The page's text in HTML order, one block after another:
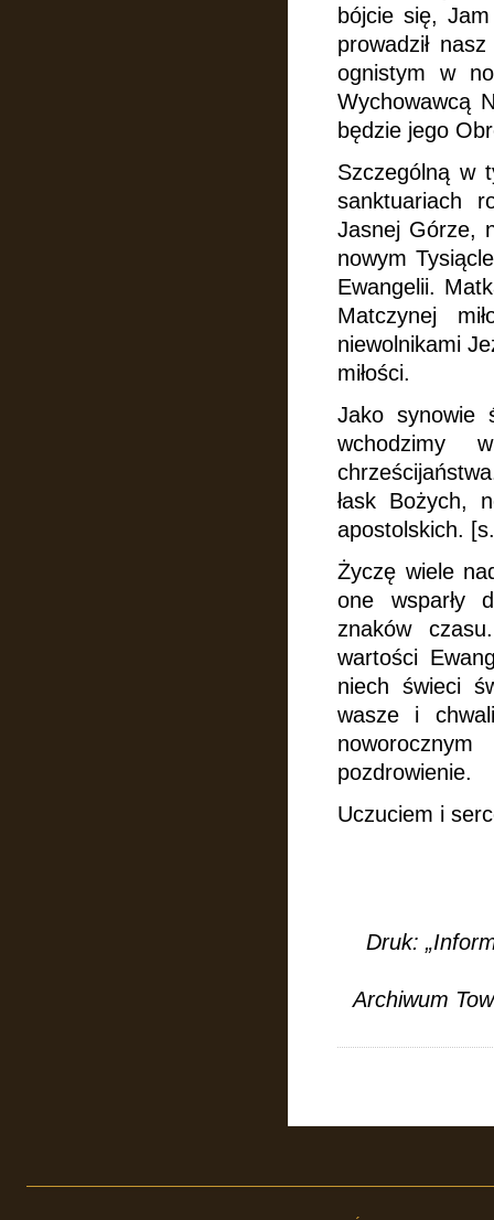
bójcie się,
prowadził
ognistym w
Wychowawcą
będzie jego
Szczególną w
sanktuariach
Jasnej Górze,
nowym
Ewangelii.
Matczynej
niewolnikami
miłości.
Jako synowie
wchodzimy
łask Bożych,
apostolskich.
Życzę wiele
one wsparły
znaków
wartości
niech świeci
wasze i
pozdrowienie.
Uczuciem i
Druk:
Archiwum